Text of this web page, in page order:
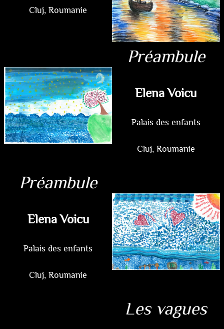
Cluj, Roumanie
Préambule
Elena Voicu
Palais des enfants
Cluj, Roumanie
Préambule
Elena Voicu
Palais des enfants
Cluj, Roumanie
Les vagues